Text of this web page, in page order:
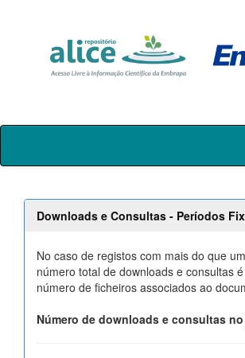
Skip
Downloads e Consultas - Períodos
No caso de registos com mais do que
número total de downloads e consultas
número de ficheiros associados ao
Número de downloads e consultas